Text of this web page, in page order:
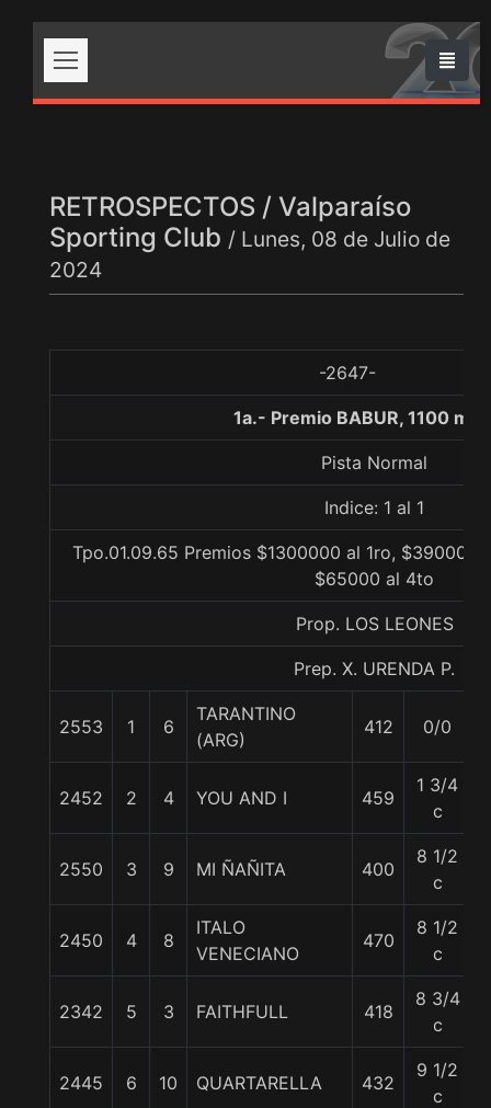
RETROSPECTOS / Valparaíso
Sporting Club / Lunes, 08 de Julio de
2024
-2647-
1a.- Premio BABUR, 1100
Pista Normal
Indice: 1 al 1
Tpo.01.09.65 Premios $1300000 al 1ro, $390000
$65000 al 4to
Prop. LOS LEONES
Prep. X. URENDA P.
2553 1 6
TARANTINO
(ARG)
412 0/0
2452 2 4 YOU AND I 459
1 3/4
c
2550 3 9 MI ÑAÑITA 400
8 1/2
c
2450 4 8
ITALO
VENECIANO
470
8 1/2
c
2342 5 3 FAITHFULL 418
8 3/4
c
2445 6 10 QUARTARELLA 432
9 1/2
c